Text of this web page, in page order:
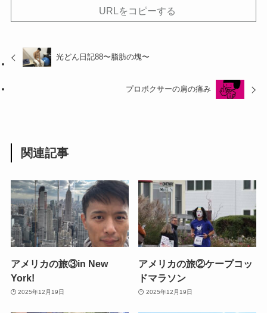
URLをコピーする
光どん日記88〜脂肪の塊〜
プロボクサーの肩の痛み
関連記事
アメリカの旅③in New
York!
2025年12月19日
アメリカの旅②ケープコッ
ドマラソン
2025年12月19日